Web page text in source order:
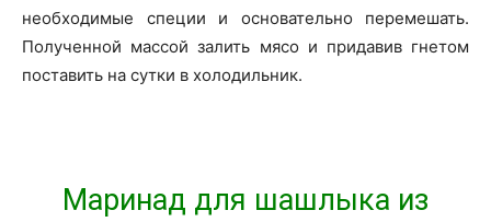
необходимые специи и основательно перемешать.
Полученной массой залить мясо и придавив гнетом
поставить на сутки в холодильник.
Маринад для шашлыка из